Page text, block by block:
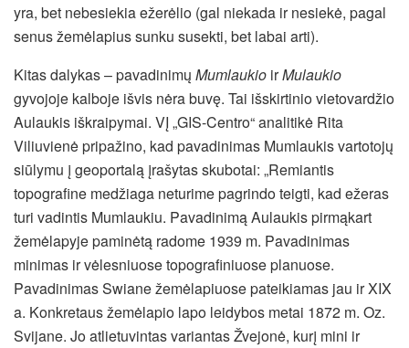
yra, bet nebesiekia ežerėlio (gal niekada ir nesiekė, pagal
senus žemėlapius sunku susekti, bet labai arti).
Kitas dalykas – pavadinimų Mumlaukio irMulaukio
gyvojoje kalboje išvis nėra buvę. Tai išskirtinio vietovardžio
Aulaukis iškraipymai. VĮ „GIS-Centro“ analitikė Rita
Viliuvienė pripažino, kad pavadinimas Mumlaukis vartotojų
siūlymu į geoportalą įrašytas skubotai: „Remiantis
topografine medžiaga neturime pagrindo teigti, kad ežeras
turi vadintis Mumlaukiu. Pavadinimą Aulaukis pirmąkart
žemėlapyje paminėtą radome 1939 m. Pavadinimas
minimas ir vėlesniuose topografiniuose planuose.
Pavadinimas Swiane žemėlapiuose pateikiamas jau ir XIX
a. Konkretaus žemėlapio lapo leidybos metai 1872 m. Oz.
Svijane. Jo atlietuvintas variantas Žvejonė, kurį mini ir